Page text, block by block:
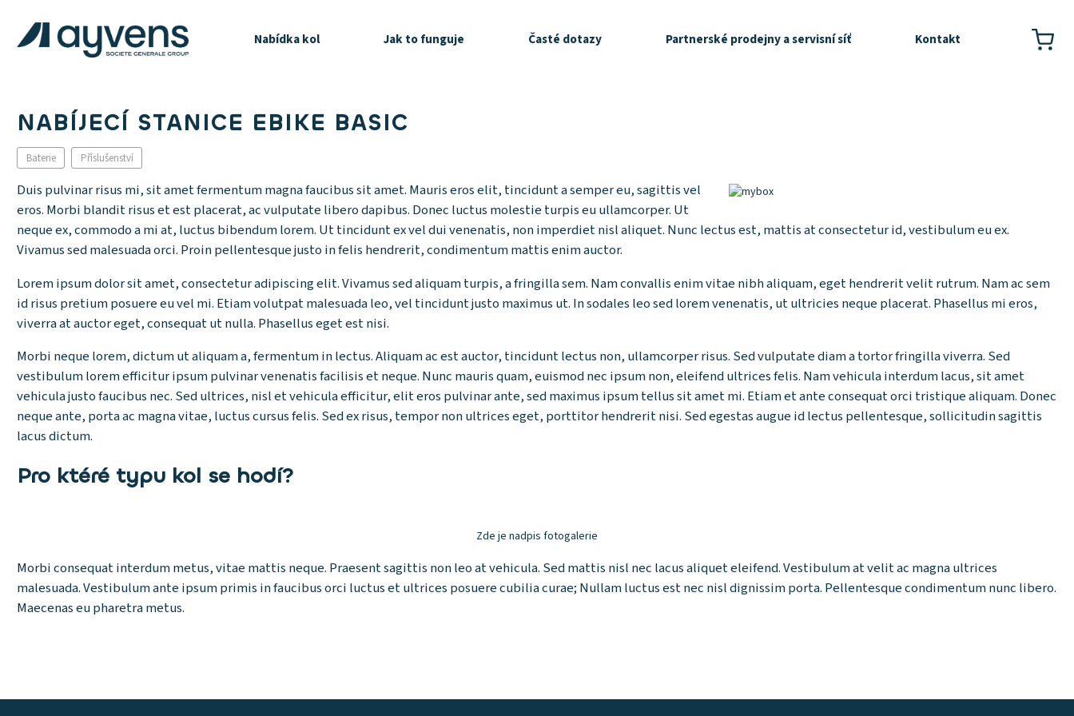
Nabídka kol Jak to funguje Časté dotazy Partnerské prodejny a servisní síť Kontakt
NABÍJECÍ STANICE EBIKE BASIC
Baterie Příslušenství
Duis pulvinar risus mi, sit amet fermentum magna faucibus sit amet. Mauris eros elit, tincidunt a semper eu, sagittis vel
eros. Morbi blandit risus et est placerat, ac vulputate libero dapibus. Donec luctus molestie turpis eu ullamcorper. Ut
neque ex, commodo a mi at, luctus bibendum lorem. Ut tincidunt ex vel dui venenatis, non imperdiet nisl aliquet. Nunc lectus est, mattis at consectetur id, vestibulum eu ex.
Vivamus sed malesuada orci. Proin pellentesque justo in felis hendrerit, condimentum mattis enim auctor.
Lorem ipsum dolor sit amet, consectetur adipiscing elit. Vivamus sed aliquam turpis, a fringilla sem. Nam convallis enim vitae nibh aliquam, eget hendrerit velit rutrum. Nam ac sem
id risus pretium posuere eu vel mi. Etiam volutpat malesuada leo, vel tincidunt justo maximus ut. In sodales leo sed lorem venenatis, ut ultricies neque placerat. Phasellus mi eros,
viverra at auctor eget, consequat ut nulla. Phasellus eget est nisi.
Morbi neque lorem, dictum ut aliquam a, fermentum in lectus. Aliquam ac est auctor, tincidunt lectus non, ullamcorper risus. Sed vulputate diam a tortor fringilla viverra. Sed
vestibulum lorem efficitur ipsum pulvinar venenatis facilisis et neque. Nunc mauris quam, euismod nec ipsum non, eleifend ultrices felis. Nam vehicula interdum lacus, sit amet
vehicula justo faucibus nec. Sed ultrices, nisl et vehicula efficitur, elit eros pulvinar ante, sed maximus ipsum tellus sit amet mi. Etiam et ante consequat orci tristique aliquam. Donec
neque ante, porta ac magna vitae, luctus cursus felis. Sed ex risus, tempor non ultrices eget, porttitor hendrerit nisi. Sed egestas augue id lectus pellentesque, sollicitudin sagittis
lacus dictum.
Pro ktéré typu kol se hodí?
Zde je nadpis fotogalerie
Morbi consequat interdum metus, vitae mattis neque. Praesent sagittis non leo at vehicula. Sed mattis nisl nec lacus aliquet eleifend. Vestibulum at velit ac magna ultrices
malesuada. Vestibulum ante ipsum primis in faucibus orci luctus et ultrices posuere cubilia curae; Nullam luctus est nec nisl dignissim porta. Pellentesque condimentum nunc libero.
Maecenas eu pharetra metus.